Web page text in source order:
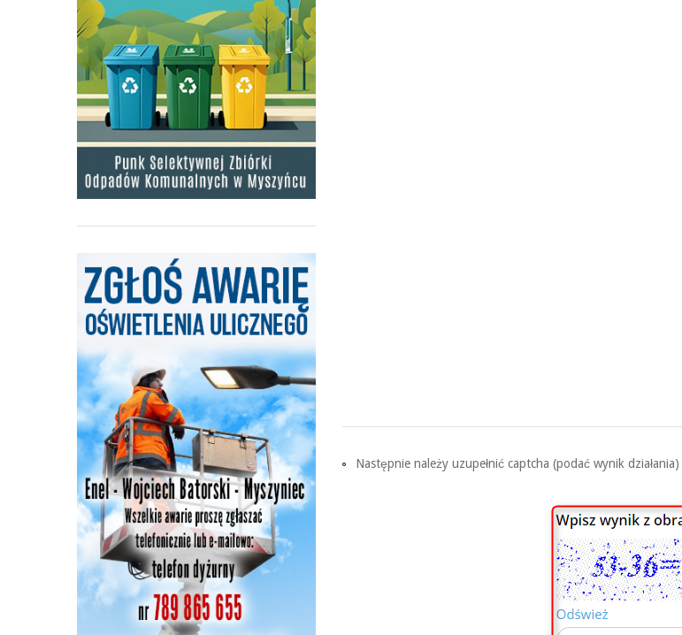
Następnie należy uzupełnić captcha (podać wynik